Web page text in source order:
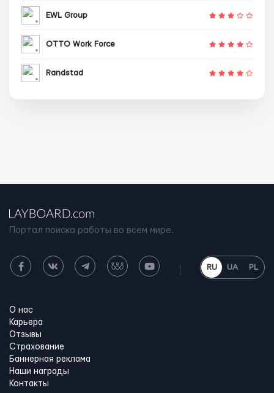
EWL Group
OTTO Work Force
Randstad
Портал поиска работы во всем мире.
RU UA PL
О нас
Карьера
Отзывы
Страхование
Баннерная реклама
Наши награды
Контакты